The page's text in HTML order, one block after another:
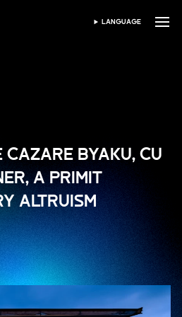
SELECTEAZĂ LIMBA
LANGUAGE
CAZARE BYAKU, CU
A PRIMIT
ALTRUISM